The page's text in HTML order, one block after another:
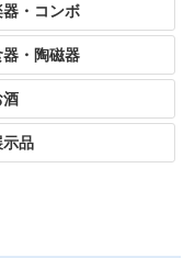
器・コンボ
器・陶磁器
酒
示品